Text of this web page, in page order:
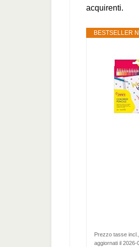
acquirenti.
BESTSELLER
Prezzo tasse
aggiornati il 2026-